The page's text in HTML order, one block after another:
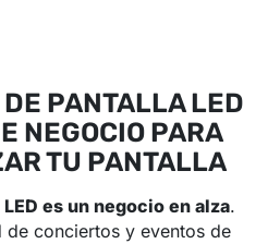
PANTALLA LED
NEGOCIO PARA
TU PANTALLA
es un negocio en alza.
de conciertos y eventos de